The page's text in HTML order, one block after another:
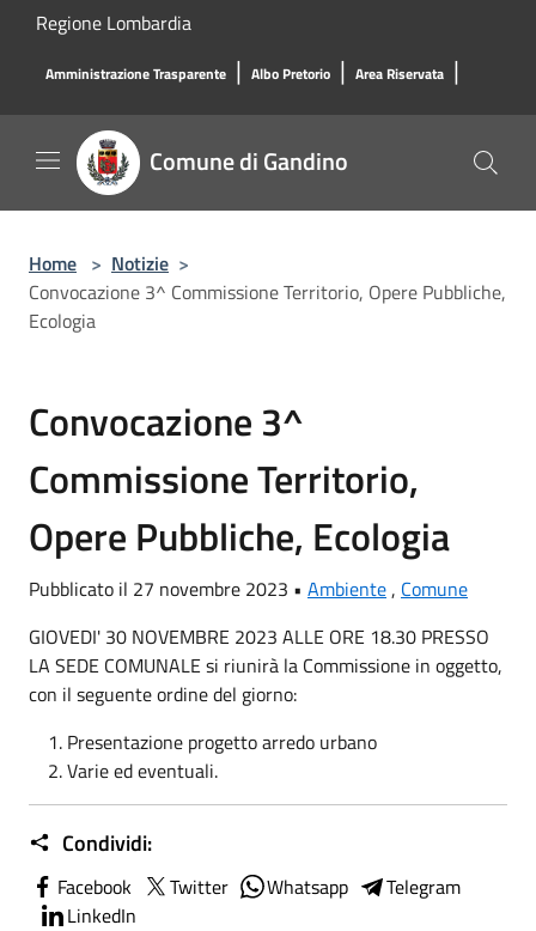
Salta al contenuto principale
Regione Lombardia
Amministrazione Trasparente | Albo Pretorio | Area Riservata |
Comune di Gandino
Home > Notizie >
Convocazione 3^ Commissione Territorio, Opere Pubbliche,
Ecologia
Convocazione 3^
Commissione Territorio,
Opere Pubbliche, Ecologia
Pubblicato il 27 novembre 2023 • Ambiente, Comune
GIOVEDI' 30 NOVEMBRE 2023 ALLE ORE 18.30 PRESSO
LA SEDE COMUNALE si riunirà la Commissione in oggetto,
con il seguente ordine del giorno:
Presentazione progetto arredo urbano
Varie ed eventuali.
Condividi:
Facebook Twitter Whatsapp
Telegram
LinkedIn